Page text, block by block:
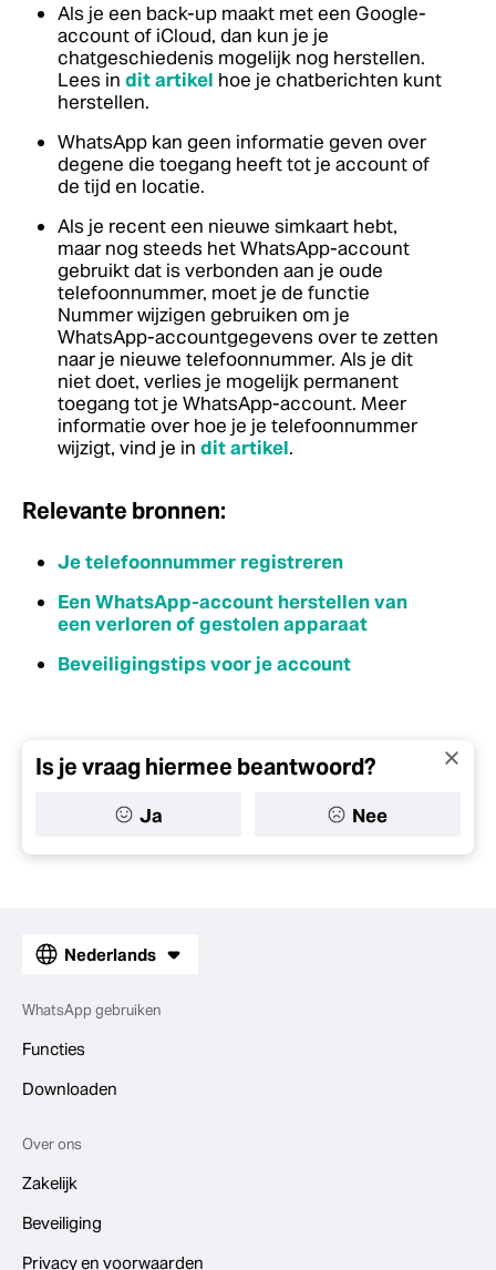
Als je een back-up maakt met een Google-
account of iCloud, dan kun je je
chatgeschiedenis mogelijk nog herstellen.
Lees in dit artikel hoe je chatberichten kunt
herstellen.
WhatsApp kan geen informatie geven over
degene die toegang heeft tot je account of
de tijd en locatie.
Als je recent een nieuwe simkaart hebt,
maar nog steeds het WhatsApp-account
gebruikt dat is verbonden aan je oude
telefoonnummer, moet je de functie
Nummer wijzigen gebruiken om je
WhatsApp-accountgegevens over te zetten
naar je nieuwe telefoonnummer. Als je dit
niet doet, verlies je mogelijk permanent
toegang tot je WhatsApp-account. Meer
informatie over hoe je je telefoonnummer
wijzigt, vind je in dit artikel.
Relevante bronnen:
Je telefoonnummer registreren
Een WhatsApp-account herstellen van
een verloren of gestolen apparaat
Beveiligingstips voor je account
Is je vraag hiermee beantwoord?
Ja Nee
Nederlands
WhatsApp gebruiken
Functies
Downloaden
Over ons
Zakelijk
Beveiliging
Privacy en voorwaarden